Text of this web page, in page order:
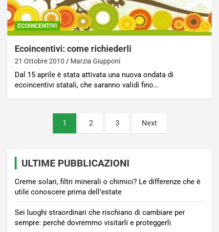
ECOINCENTIVI
Ecoincentivi: come richiederli
21 Ottobre 2010 Marzia Giupponi
Dal 15 aprile è stata attivata una nuova ondata di
ecoincentivi statali, che saranno validi fino…
Paginazione
1 2 3 Next
ULTIME PUBBLICAZIONI
Creme solari, filtri minerali o chimici? Le differenze che è
utile conoscere prima dell’estate
Sei luoghi straordinari che rischiano di cambiare per
sempre: perché dovremmo visitarli e proteggerli